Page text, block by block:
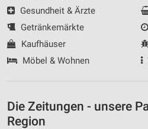
Gesundheit & Ärzte
Getränkemärkte
Kaufhäuser
Möbel & Wohnen
Die Zeitungen - unsere
Region